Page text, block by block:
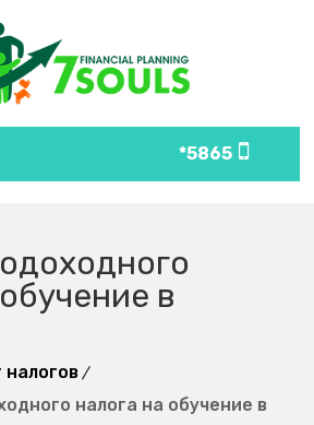
5865*
в
налогов
налога на обучение в